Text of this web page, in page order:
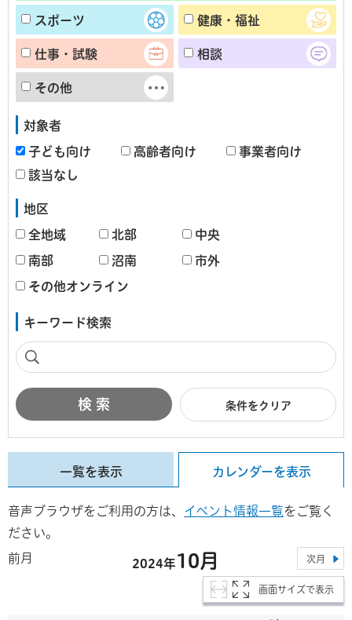
スポーツ 健康・福祉
仕事・試験 相談
その他
対象者
子ども向け 高齢者向け
事業者向け
該当なし
地区
全地域 北部 中央
南部 沼南 市外
その他オンライン
キーワード検索
条件をクリア
一覧を表示 カレンダーを表示
音声ブラウザをご利用の方は、 イベント情報一覧をご覧く
ださい。
前月
2024年10月 次月
画面サイズで表示